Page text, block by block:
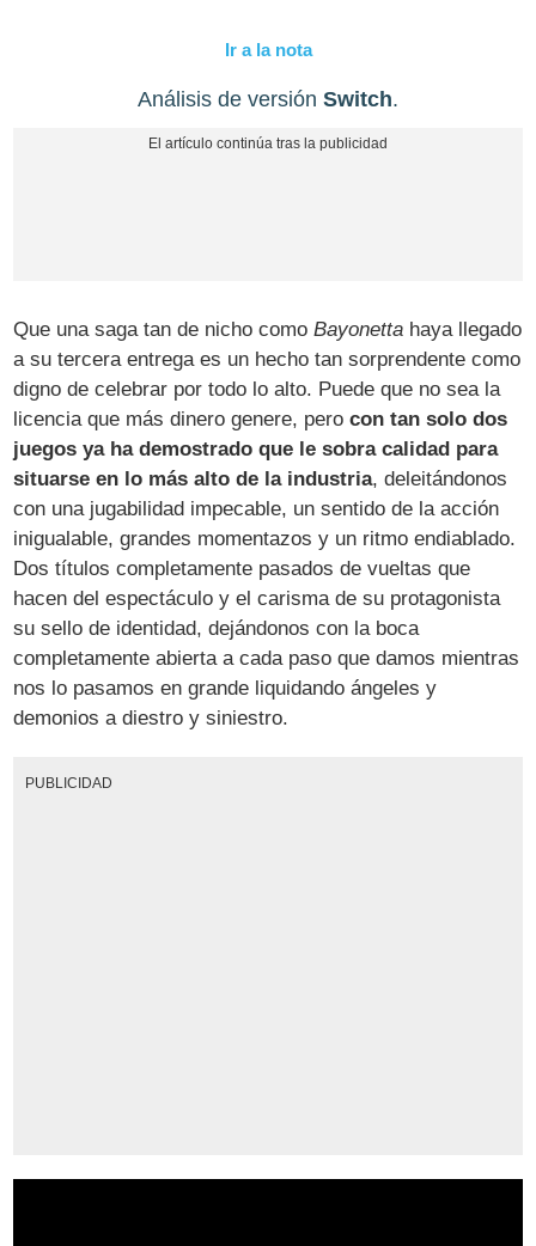
Ir a la nota
Análisis de versión Switch.
Que una saga tan de nicho comoBayonetta haya llegado
a su tercera entrega es un hecho tan sorprendente como
digno de celebrar por todo lo alto. Puede que no sea la
licencia que más dinero genere, perocon tan solo dos
juegos ya ha demostrado que le sobra calidad para
situarse en lo más alto de la industria, deleitándonos
con una jugabilidad impecable, un sentido de la acción
inigualable, grandes momentazos y un ritmo endiablado.
Dos títulos completamente pasados de vueltas que
hacen del espectáculo y el carisma de su protagonista
su sello de identidad, dejándonos con la boca
completamente abierta a cada paso que damos mientras
nos lo pasamos en grande liquidando ángeles y
demonios a diestro y siniestro.
PUBLICIDAD